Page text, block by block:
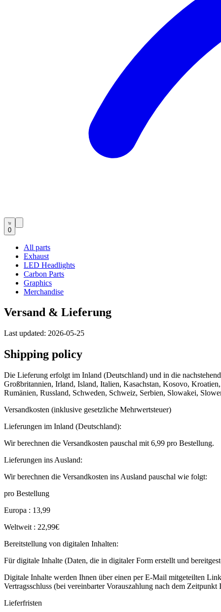
0
All parts
Exhaust
LED Headlights
Carbon Parts
Graphics
Merchandise
Versand & Lieferung
Last updated: 2026-05-25
Shipping policy
Die Lieferung erfolgt im Inland (Deutschland) und in die
Großbritannien, Irland, Island, Italien, Kasachstan, Kosovo,
Rumänien, Russland, Schweden, Schweiz, Serbien, Slowakei,
Versandkosten (inklusive gesetzliche Mehrwertsteuer)
Lieferungen im Inland (Deutschland):
Wir berechnen die Versandkosten pauschal mit 6,99 pro Bestellung.
Lieferungen ins Ausland:
Wir berechnen die Versandkosten ins Ausland pauschal wie folgt:
pro Bestellung
Europa : 13,99
Weltweit : 22,99€
Bereitstellung von digitalen Inhalten:
Für digitale Inhalte (Daten, die in digitaler Form erstellt und
Digitale Inhalte werden Ihnen über einen per E-Mail mitgeteilten
Vertragsschluss (bei vereinbarter Vorauszahlung nach dem
Lieferfristen